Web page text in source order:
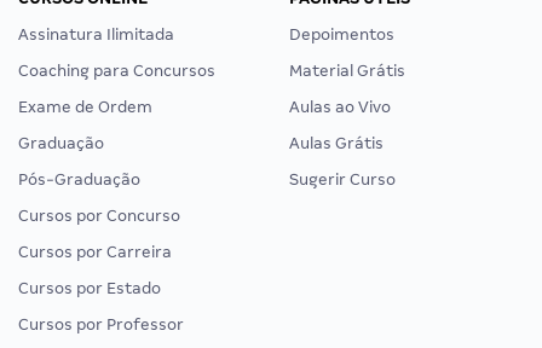
Assinatura Ilimitada
Coaching para Concursos
Exame de Ordem
Graduação
Pós-Graduação
Cursos por Concurso
Cursos por Carreira
Cursos por Estado
Cursos por Professor
Depoimentos
Material Grátis
Aulas ao Vivo
Aulas Grátis
Sugerir Curso